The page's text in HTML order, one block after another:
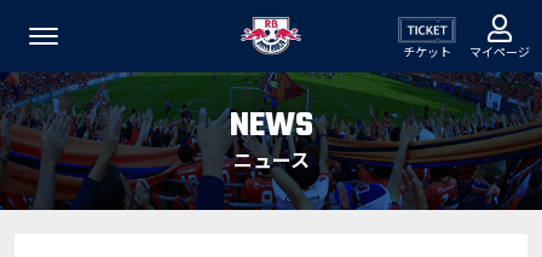
チケット マイページ
NEWS
ニュース